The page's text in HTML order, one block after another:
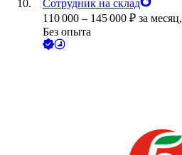
Сотрудник на склад
110 000 – 145 000 ₽ за месяц,
Без опыта